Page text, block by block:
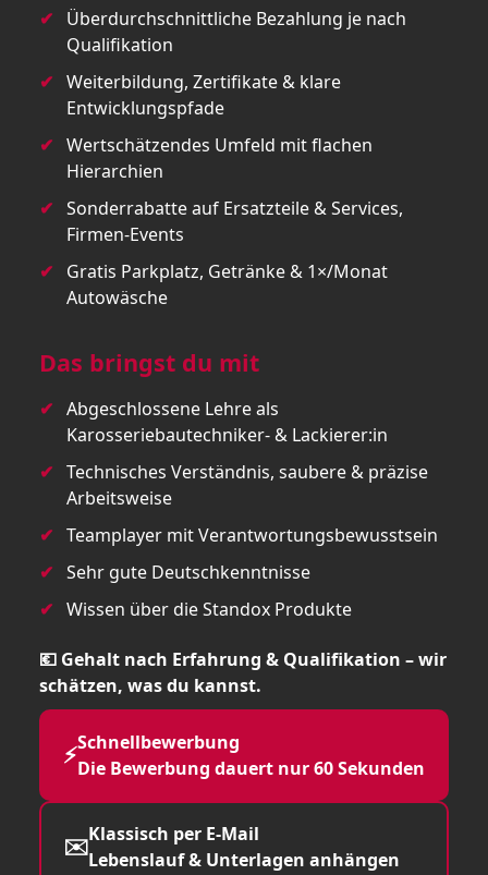
Überdurchschnittliche Bezahlung je nach
Qualifikation
Weiterbildung, Zertifikate & klare
Entwicklungspfade
Wertschätzendes Umfeld mit flachen
Hierarchien
Sonderrabatte auf Ersatzteile & Services,
Firmen-Events
Gratis Parkplatz, Getränke & 1×/Monat
Autowäsche
Das bringst du mit
Abgeschlossene Lehre als
Karosseriebautechniker- & Lackierer:in
Technisches Verständnis, saubere & präzise
Arbeitsweise
Teamplayer mit Verantwortungsbewusstsein
Sehr gute Deutschkenntnisse
Wissen über die Standox Produkte
💶 Gehalt nach Erfahrung & Qualifikation – wir
schätzen, was du kannst.
⚡Schnellbewerbung
Die Bewerbung dauert nur 60 Sekunden
✉️Klassisch per E-Mail
Lebenslauf & Unterlagen anhängen